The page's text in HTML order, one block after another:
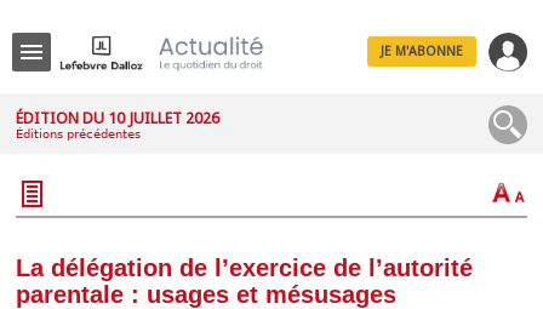
JE M'ABONNE
ÉDITION DU 10 JUILLET 2026
Éditions précédentes
La délégation de l’exercice de l’autorité
parentale : usages et mésusages